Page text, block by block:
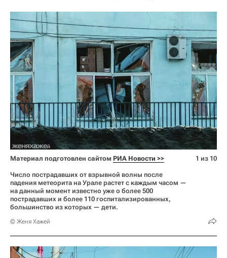
Материал подготовлен сайтом РИА Новости >>
Число пострадавших от взрывной волны после
падения метеорита на Урале растет с каждым часом —
на данный момент известно уже о более 500
пострадавших и более 110 госпитализированных,
большинство из которых — дети.
© Женя Хажей
1 из 10